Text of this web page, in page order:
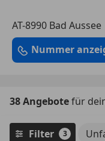
AT-8990 Bad Aussee
Nummer
38 Angebotefür
Filter 3